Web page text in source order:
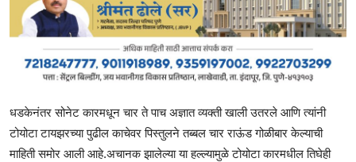
धडकेनंतर सोनेट कारमधून चार ते पाच अज्ञात व्यक्ती खाली उतरले आणि त्यांनी
टोयोटा टायझरच्या पुढील काचेवर पिस्तुलने तब्बल चार राऊंड गोळीबार केल्याची
माहिती समोर आली आहे.अचानक झालेल्या या हल्ल्यामुळे टोयोटा कारमधील तिघेही